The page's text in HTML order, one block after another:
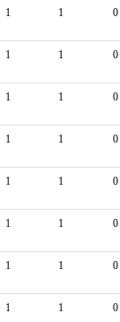
1 1 0
1 1 0
1 1 0
1 1 0
1 1 0
1 1 0
1 1 0
1 1 0